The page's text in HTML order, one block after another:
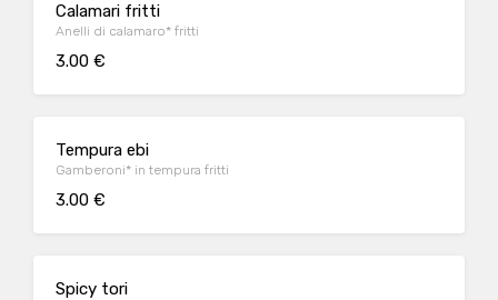
Calamari fritti
Anelli di calamaro* fritti
3.00 €
Tempura ebi
Gamberoni* in tempura fritti
3.00 €
Spicy tori